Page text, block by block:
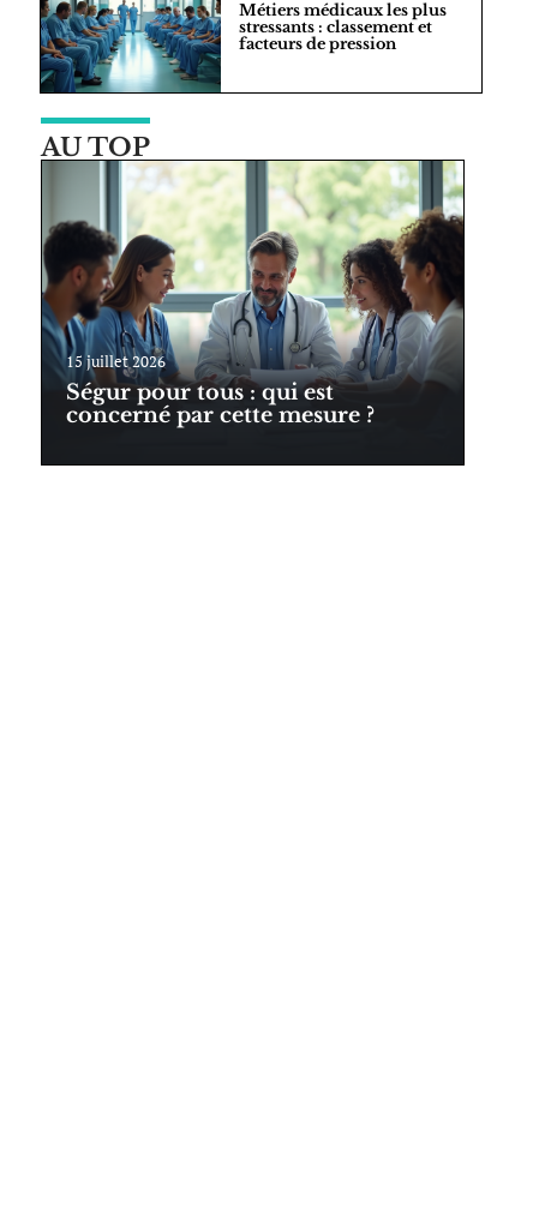
Métiers médicaux les plus
stressants : classement et
facteurs de pression
AU TOP
15 juillet 2026
Ségur pour tous : qui est
concerné par cette mesure ?